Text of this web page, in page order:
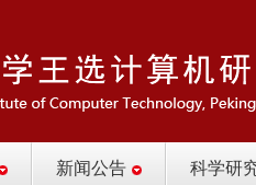
新闻公告 科学研